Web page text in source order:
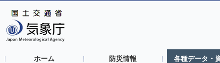
ホーム 防災情報 各種データ・